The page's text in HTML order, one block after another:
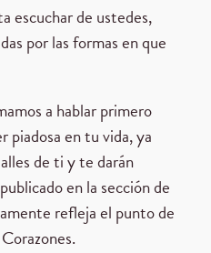
escuchar de ustedes,
por las formas en que
a hablar primero
piadosa en tu vida, ya
de ti y te darán
en la sección de
refleja el punto de